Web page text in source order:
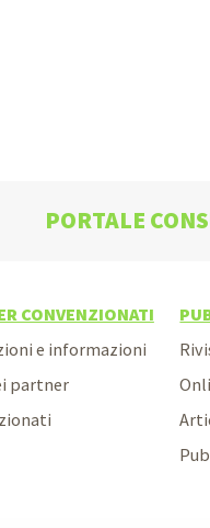
PORTALE
CONVENZIONATI
e informazioni
partner